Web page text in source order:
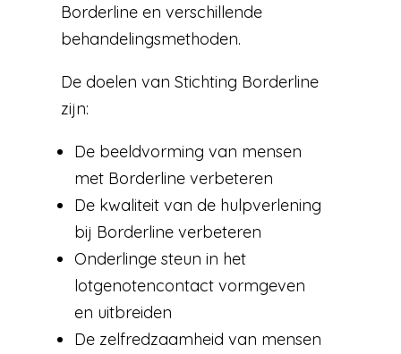
Borderline en verschillende
behandelingsmethoden.
De doelen van Stichting Borderline
zijn:
De beeldvorming van mensen
met Borderline verbeteren
De kwaliteit van de hulpverlening
bij Borderline verbeteren
Onderlinge steun in het
lotgenotencontact vormgeven
en uitbreiden
De zelfredzaamheid van mensen